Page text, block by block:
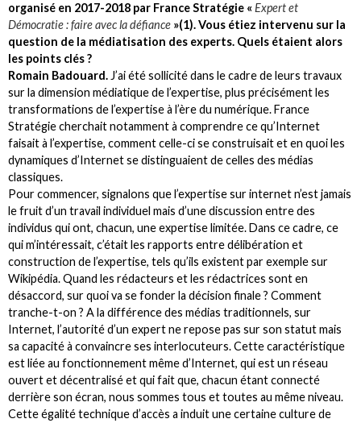
organisé en 2017-2018 par France Stratégie «Expert et
Démocratie : faire avec la défiance »(1). Vous étiez intervenu sur la
question de la médiatisation des experts. Quels étaient alors
les points clés ?
Romain Badouard.J’ai été sollicité dans le cadre de leurs travaux
sur la dimension médiatique de l’expertise, plus précisément les
transformations de l’expertise à l’ère du numérique. France
Stratégie cherchait notamment à comprendre ce qu’Internet
faisait à l’expertise, comment celle-ci se construisait et en quoi les
dynamiques d’Internet se distinguaient de celles des médias
classiques.
Pour commencer, signalons que l’expertise sur internet n’est jamais
le fruit d’un travail individuel mais d’une discussion entre des
individus qui ont, chacun, une expertise limitée. Dans ce cadre, ce
qui m’intéressait, c’était les rapports entre délibération et
construction de l’expertise, tels qu’ils existent par exemple sur
Wikipédia. Quand les rédacteurs et les rédactrices sont en
désaccord, sur quoi va se fonder la décision finale ? Comment
tranche-t-on ? A la différence des médias traditionnels, sur
Internet, l’autorité d’un expert ne repose pas sur son statut mais
sa capacité à convaincre ses interlocuteurs. Cette caractéristique
est liée au fonctionnement même d’Internet, qui est un réseau
ouvert et décentralisé et qui fait que, chacun étant connecté
derrière son écran, nous sommes tous et toutes au même niveau.
Cette égalité technique d’accès a induit une certaine culture de